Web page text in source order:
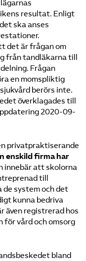
resultat. Enligt
ska anses
det är frågan om
från tandläkarna till
Frågan
en momspliktig
berörs inte.
överklagades till
2020-09-
privatpraktiserande
enskild firma har
innebär att skolorna
till
de system och det
kunna bedriva
även registrerad hos
för vård och omsorg
bland